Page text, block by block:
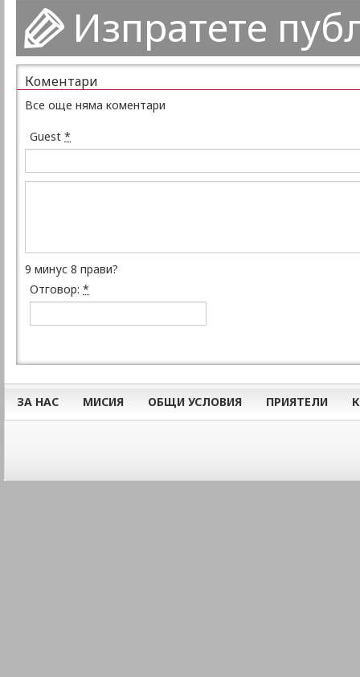
Изпратете
Коментари
Все още няма коментари
Guest *
9 минус 8 прави?
Отговор: *
ЗА НАС МИСИЯ ОБЩИ УСЛОВИЯ ПРИЯТЕЛИ